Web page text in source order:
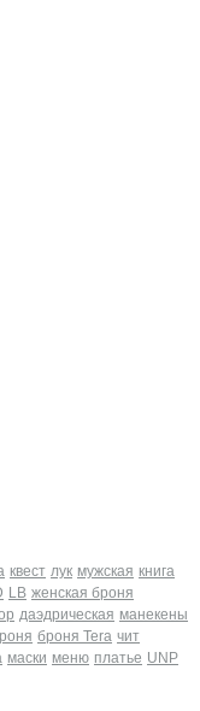
квест лук мужская книга
LB женская броня
даэдрическая манекены
броня Tera чит
маски меню платье UNP